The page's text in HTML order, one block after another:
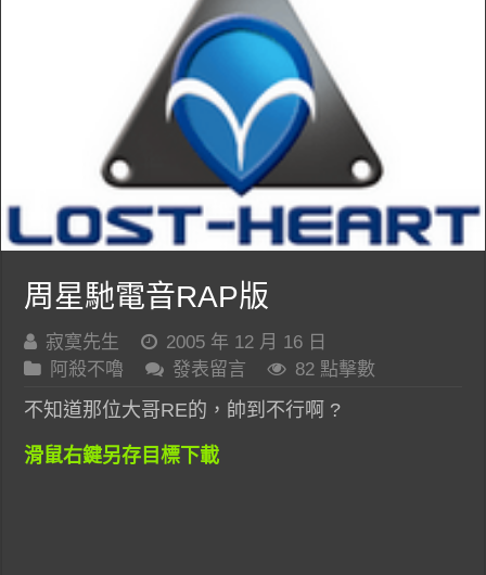
周星馳電音RAP版
寂寞先生
2005 年 12 月 16 日
阿殺不嚕
發表留言 82 點擊數
不知道那位大哥RE的，帥到不行啊 ?
滑鼠右鍵另存目標下載